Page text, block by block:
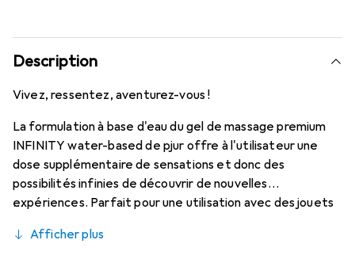
Description
Vivez, ressentez, aventurez-vous !
La formulation à base d'eau du gel de massage premium
INFINITY water-based de pjur offre à l'utilisateur une
dose supplémentaire de sensations et donc des
possibilités infinies de découvrir de nouvelles
expériences. Parfait pour une utilisation avec des jouets
esthétiquement plaisante avec un distributeur pompe -
Afficher plus